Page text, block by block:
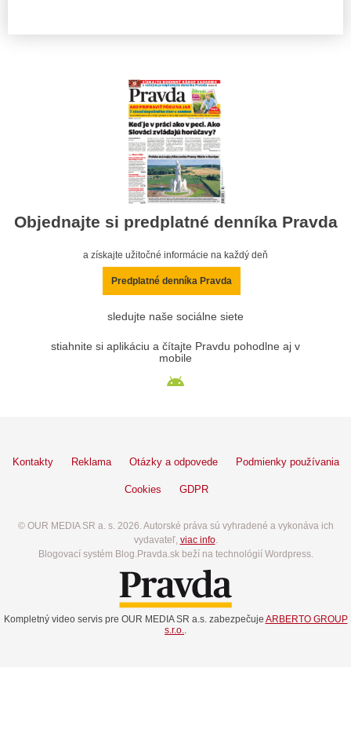
Objednajte si predplatné denníka Pravda
a získajte užitočné informácie na každý deň
Predplatné denníka Pravda
sledujte naše sociálne siete
stiahnite si aplikáciu a čítajte Pravdu pohodlne aj v
mobile
Kontakty Reklama Otázky a odpovede Podmienky používania
Cookies GDPR
© OUR MEDIA SR a. s. 2026. Autorské práva sú vyhradené a vykonáva ich
vydavateľ, viac info.
Blogovací systém Blog.Pravda.sk beží na technológií Wordpress.
Kompletný video servis pre OUR MEDIA SR a.s. zabezpečuje ARBERTO GROUP
s.r.o.